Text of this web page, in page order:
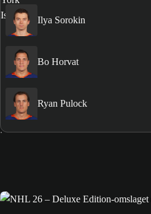
Ilya Sorokin
Bo Horvat
Ryan Pulock